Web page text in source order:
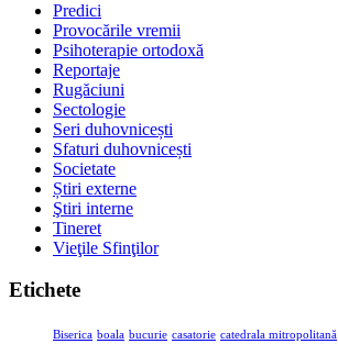
Predici
Provocările vremii
Psihoterapie ortodoxă
Reportaje
Rugăciuni
Sectologie
Seri duhovnicești
Sfaturi duhovnicești
Societate
Știri externe
Ştiri interne
Tineret
Vieţile Sfinţilor
Etichete
Biserica boala bucurie casatorie catedrala mitropolitană